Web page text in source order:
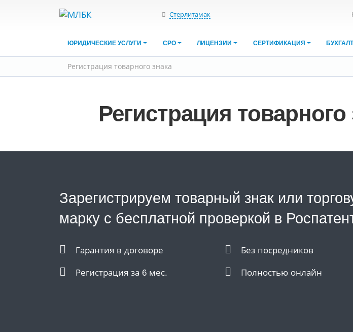
Стерлитамак
ЮРИДИЧЕСКИЕ УСЛУГИ СРО ЛИЦЕНЗИИ СЕРТИФИКАЦИЯ
Регистрация товарного знака
Регистрация
Зарегистрируем товарный знак или
марку с бесплатной проверкой в
Гарантия в договоре
Регистрация за 6 мес.
Без посредников
Полностью онлайн